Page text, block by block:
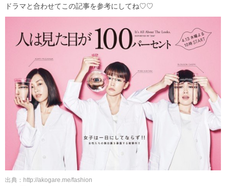
ドラマと合わせてこの記事を参考にしてね♡♡
出典：http://akogare.me/fashion